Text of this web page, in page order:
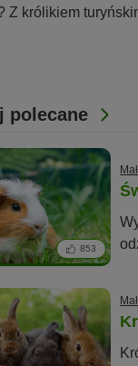
Z królikiem
polecane
853